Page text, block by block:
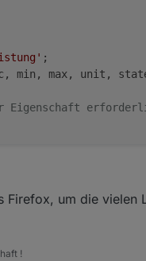
min, max, unit,
Eigenschaft
um die vielen
!